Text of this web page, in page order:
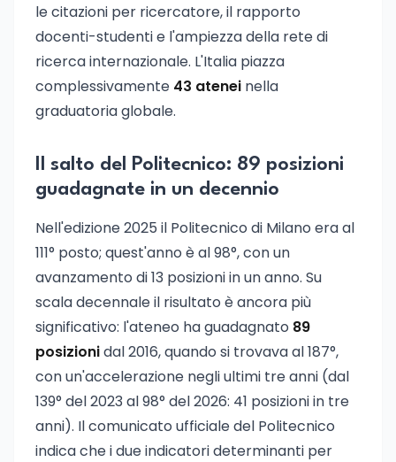
le citazioni per ricercatore, il rapporto
docenti-studenti e l'ampiezza della rete di
ricerca internazionale. L'Italia piazza
complessivamente 43 atenei nella
graduatoria globale.
Il salto del Politecnico: 89 posizioni
guadagnate in un decennio
Nell'edizione 2025 il Politecnico di Milano era al
111° posto; quest'anno è al 98°, con un
avanzamento di 13 posizioni in un anno. Su
scala decennale il risultato è ancora più
significativo: l'ateneo ha guadagnato 89
posizionidal 2016, quando si trovava al 187°,
con un'accelerazione negli ultimi tre anni (dal
139° del 2023 al 98° del 2026: 41 posizioni in tre
anni). Il comunicato ufficiale del Politecnico
indica che i due indicatori determinanti per